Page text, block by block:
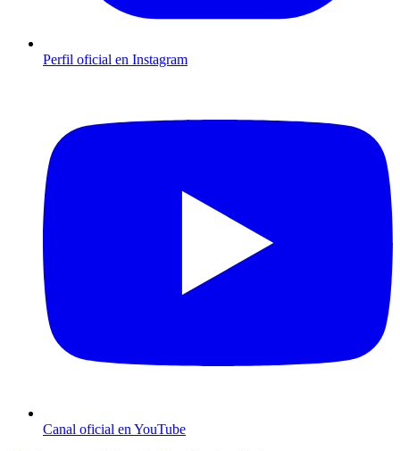
Perfil oficial en Instagram
Canal oficial en YouTube